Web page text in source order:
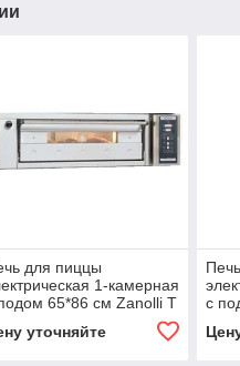
для пиццы
1-камерная
65*86 см Zanolli T
уточняйте
с